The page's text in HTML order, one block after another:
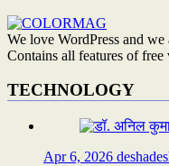
We love WordPress and
Contains all features of
TECHNOLOGY
Apr 6, 2026